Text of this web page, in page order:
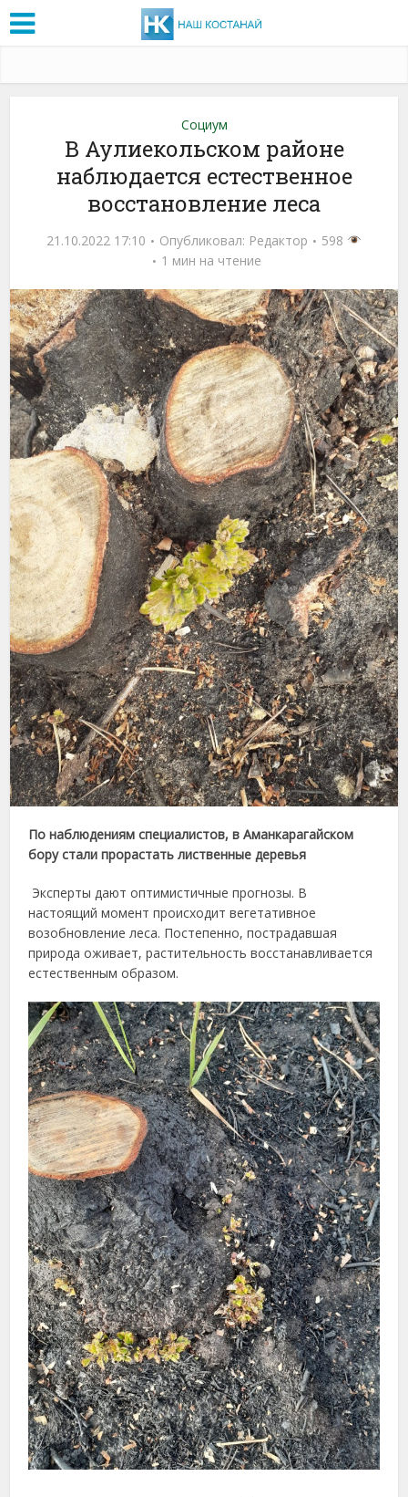
Социум
В Аулиекольском районе
наблюдается естественное
восстановление леса
21.10.2022 17:10 Опубликовал: Редактор
598
1 мин на чтение
По наблюдениям специалистов, в Аманкарагайском
бору стали прорастать лиственные деревья
Эксперты дают оптимистичные прогнозы. В
настоящий момент происходит вегетативное
возобновление леса. Постепенно, пострадавшая
природа оживает, растительность восстанавливается
естественным образом.